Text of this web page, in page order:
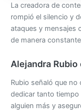
La creadora de
rompió el silencio y
ataques y mensajes
de manera
Alejandra
Rubio señaló que
dedicar tanto tiempo
alguien más y